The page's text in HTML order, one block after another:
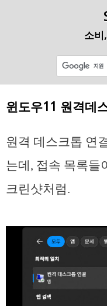
소비
윈도우11 원격데
원격 데스크톱 연
는데, 접속 목록들
크린샷처럼.